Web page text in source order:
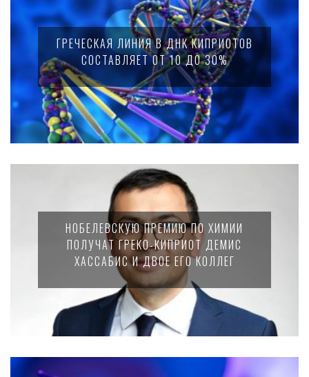
ГРЕЧЕСКАЯ ЛИНИЯ В ДНК КИПРИОТОВ
СОСТАВЛЯЕТ ОТ 10 ДО 30%
НОБЕЛЕВСКУЮ ПРЕМИЮ ПО ХИМИИ
ПОЛУЧАТ ГРЕКО-КИПРИОТ ДЕМИС
ХАССАБИС И ДВОЕ ЕГО КОЛЛЕГ